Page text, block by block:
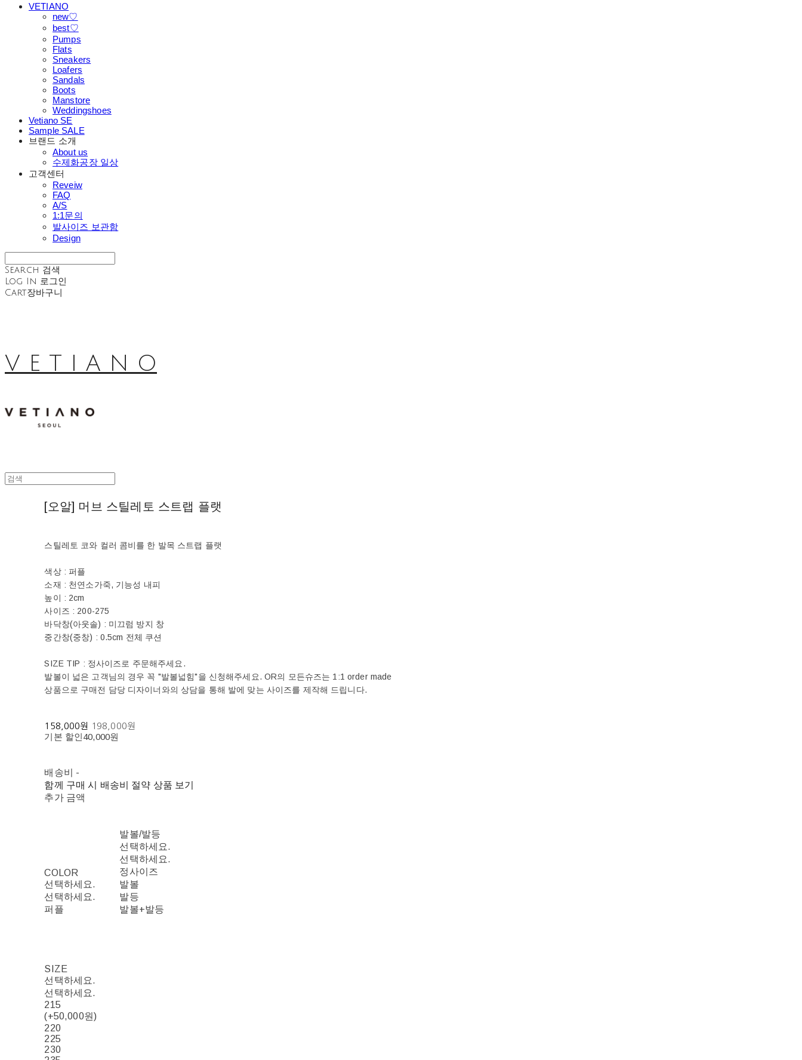
VETIANO
new♡
best♡
Pumps
Flats
Sneakers
Loafers
Sandals
Boots
Manstore
Weddingshoes
Vetiano SE
Sample SALE
브랜드 소개
About us
수제화공장 일상
고객센터
Reveiw
FAQ
A/S
1:1문의
발사이즈 보관함
Design
Search 검색
Log In 로그인
Cart장바구니
V E T I A N O
[오알] 머브 스틸레토 스트랩 플랫
스틸레토 코와 컬러 콤비를 한 발목 스트랩 플랫
색상 : 퍼플
소재 : 천연소가죽, 기능성 내피
높이 : 2cm
사이즈 : 200-275
바닥창(아웃솔) : 미끄럼 방지 창
중간창(중창) : 0.5cm 전체 쿠션
SIZE TIP : 정사이즈로 주문해주세요.
발볼이 넓은 고객님의 경우 꼭 "발볼넓힘"을 신청해주세요. OR의 모든슈즈는 1:1 order made
상품으로 구매전 담당 디자이너와의 상담을 통해 발에 맞는 사이즈를 제작해 드립니다.
158,000원 198,000원
기본 할인40,000원
배송비 -
함께 구매 시 배송비 절약 상품 보기
추가 금액
COLOR
선택하세요.
선택하세요.
퍼플
발볼/발등
선택하세요.
선택하세요.
정사이즈
발볼
발등
발볼+발등
SIZE
선택하세요.
선택하세요.
215
(+50,000원)
220
225
230